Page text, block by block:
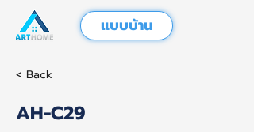
แบบบ้าน
< Back
AH-C29